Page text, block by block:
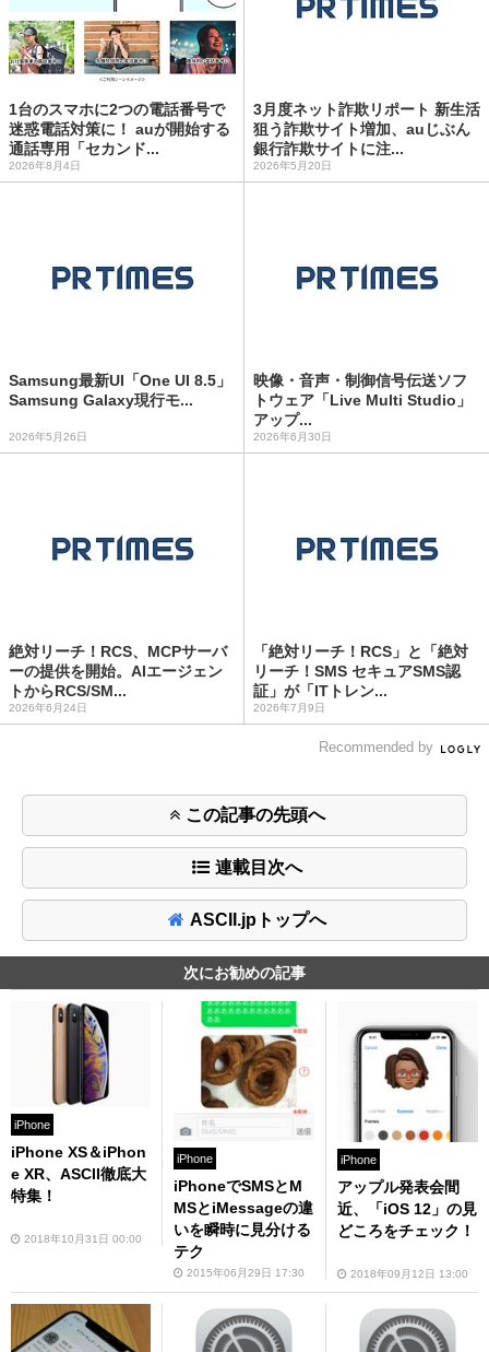
1台のスマホに2つの電話番号で
迷惑電話対策に！ auが開始する
通話専用「セカンド...
2026年8月4日
3月度ネット詐欺リポート 新生活
狙う詐欺サイト増加、auじぶん
銀行詐欺サイトに注...
2026年5月20日
Samsung最新UI「One UI 8.5」
Samsung Galaxy現行モ...
2026年5月26日
映像・音声・制御信号伝送ソフ
トウェア「Live Multi Studio」
アップ...
2026年6月30日
絶対リーチ！RCS、MCPサーバ
ーの提供を開始。AIエージェン
トからRCS/SM...
2026年6月24日
「絶対リーチ！RCS」と「絶対
リーチ！SMS セキュアSMS認
証」が「ITトレン...
2026年7月9日
Recommended by
この記事の先頭へ
連載目次へ
ASCII.jpトップへ
次にお勧めの記事
iPhone
iPhone XS＆iPhon
e XR、ASCII徹底大
特集！
2018年10月31日 00:00
iPhone
iPhoneでSMSとM
MSとiMessageの違
いを瞬時に見分ける
テク
2015年06月29日 17:30
iPhone
アップル発表会間
近、「iOS 12」の見
どころをチェック！
2018年09月12日 13:00